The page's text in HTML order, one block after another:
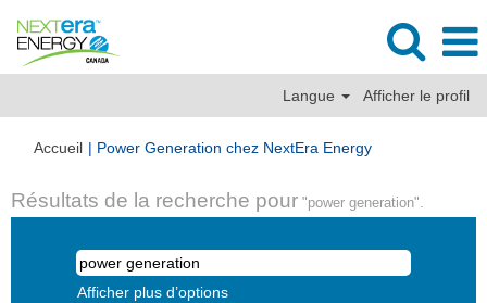
Langue Afficher le profil
Accueil | Power Generation chez NextEra Energy(page
Résultats de la recherche pour "power generation".
Afficher plus d’options